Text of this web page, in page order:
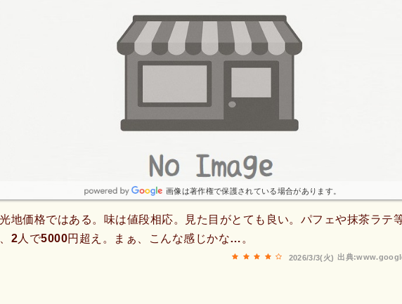
画像は著作権で保護されている場合があります。
地価格ではある。味は値段相応。見た目がとても良い。パフェや抹茶ラテ
2人で5000円超え。まぁ、こんな感じかな…。
出典
2026/3/3(火)